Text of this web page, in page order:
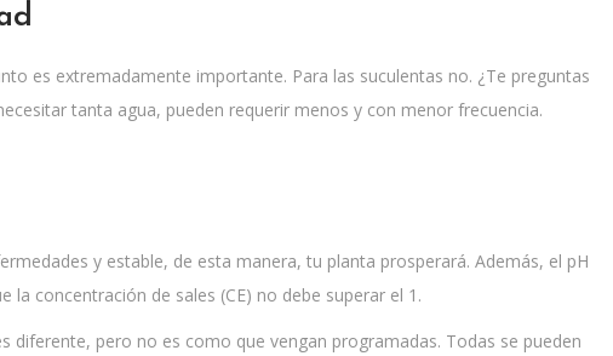
es extremadamente importante. Para las suculentas no. ¿Te preguntas
tanta agua, pueden requerir menos y con menor frecuencia.
y estable, de esta manera, tu planta prosperará. Además, el pH
la concentración de sales (CE) no debe superar el 1.
diferente, pero no es como que vengan programadas. Todas se pueden